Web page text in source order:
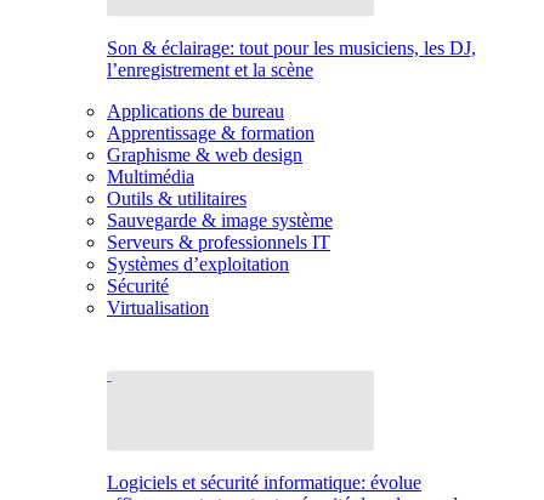
Son & éclairage: tout pour les musiciens, les DJ,
l’enregistrement et la scène
Applications de bureau
Apprentissage & formation
Graphisme & web design
Multimédia
Outils & utilitaires
Sauvegarde & image système
Serveurs & professionnels IT
Systèmes d’exploitation
Sécurité
Virtualisation
Logiciels et sécurité informatique: évolue